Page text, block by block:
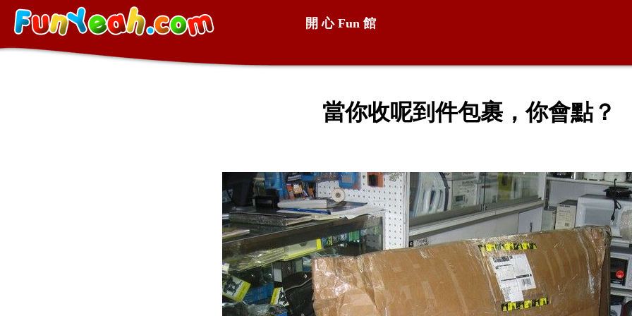
開 心 Fun 館
當你收呢到件包裹，你會點？